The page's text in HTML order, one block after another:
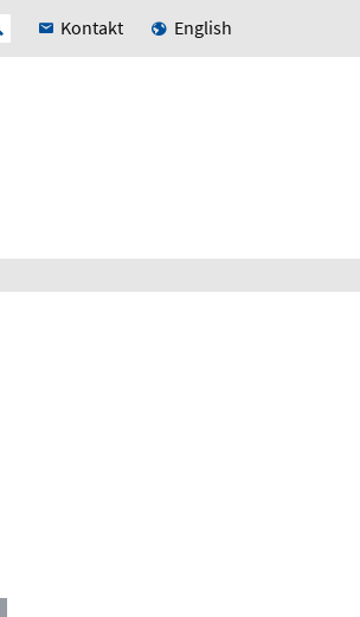
Kontakt English